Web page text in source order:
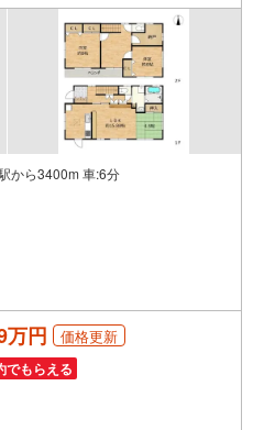
から3400m 車:6分
万円 価格更新
でもらえる